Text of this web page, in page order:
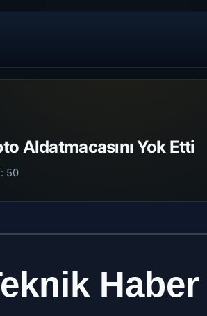
Aldatmacasını Yok Etti
50